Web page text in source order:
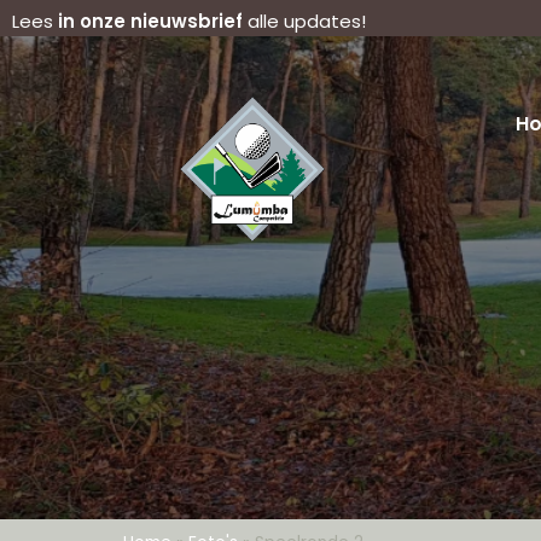
Lees in onze nieuwsbrief alle updates!